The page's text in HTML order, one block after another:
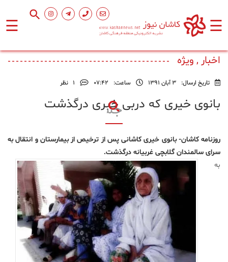
☰ ☰
اصلی
هنر
اخبار , ویژه
تاریخ ارسال: 3 آبان 1391 ساعت: ۰۷:۴۲ 1 نظر
بانوی خیری که دربی خبری درگذشت
روزنامه کاشان- بانوی خیری کاشانی پس از ترخیص از بیمارستان و انتقال به
سرای سالمندان گلابچی غربیانه درگذشت.
به